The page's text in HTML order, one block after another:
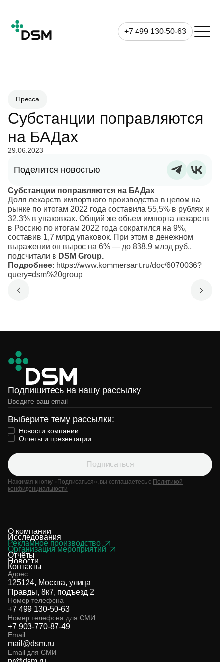
+7 499 130-50-63
Пресса
Субстанции поправляются
на БАДах
29.06.2023
Поделится новостью
Субстанции поправляются на БАДах
Доля лекарств импортного производства в целом на
рынке по итогам 2022 года составила 55,5% в рублях и
32,3% в упаковках. Общий же объем импорта лекарств
в Россию по итогам 2022 года сократился на 9%,
составив 1,7 млрд упаковок. При этом в денежном
выражении он вырос на 6% — до 838,9 млрд руб.,
подсчитали в DSM Group.
Подробнее: https://www.kommersant.ru/doc/6070036?
query=dsm%20group
Подпишитесь на нашу рассылку
Выберите тему рассылки:
Новости компании
Отчеты и презентации
Подписаться
Нажимая кнопку «Подписаться», вы соглашаетесь с Политикой
конфиденциальности
О компании
Исследования
Рекламное производство
Организация мероприятий
Отчёты
Новости
Контакты
Адрес
125124, Москва, улица
Правды, 8к7, подъезд 2
Номер телефона
+7 499 130-50-63
Номер телефона для СМИ
+7 903-770-87-49
Email
mail@dsm.ru
Email для СМИ